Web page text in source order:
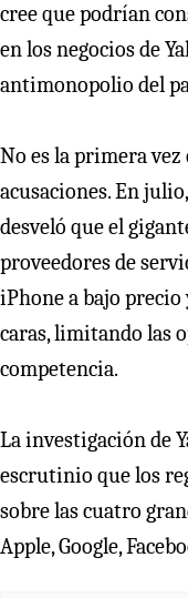
cree que podrían
en los negocios de
antimonopolio del
No es la primera vez
acusaciones. En
desveló que el
proveedores de
iPhone a bajo
caras, limitando las
competencia.
La investigación de
escrutinio que los
sobre las cuatro
Apple, Google,